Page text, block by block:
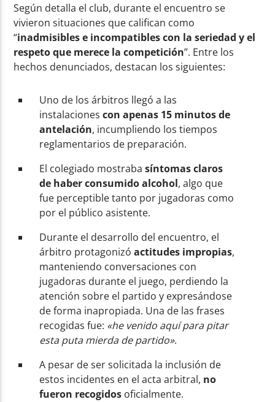
Según detalla el club, durante el encuentro se
vivieron situaciones que califican como
“inadmisibles e incompatibles con la seriedad y el
respeto que merece la competición”. Entre los
hechos denunciados, destacan los siguientes:
Uno de los árbitros llegó a las
instalacionescon apenas 15 minutos de
antelación, incumpliendo los tiempos
reglamentarios de preparación.
El colegiado mostrabasíntomas claros
de haber consumido alcohol, algo que
fue perceptible tanto por jugadoras como
por el público asistente.
Durante el desarrollo del encuentro, el
árbitro protagonizóactitudes impropias,
manteniendo conversaciones con
jugadoras durante el juego, perdiendo la
atención sobre el partido y expresándose
de forma inapropiada. Una de las frases
recogidas fue: «he venido aquí para pitar
esta puta mierda de partido».
A pesar de ser solicitada la inclusión de
estos incidentes en el acta arbitral, no
fueron recogidos oficialmente.